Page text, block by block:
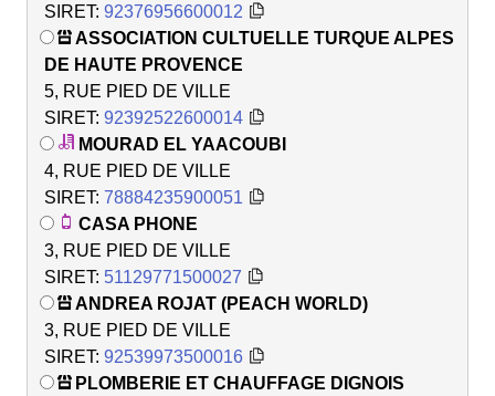
SIRET: 92376956600012
ASSOCIATION CULTUELLE TURQUE ALPES
DE HAUTE PROVENCE
5, RUE PIED DE VILLE
SIRET: 92392522600014
MOURAD EL YAACOUBI
4, RUE PIED DE VILLE
SIRET: 78884235900051
CASA PHONE
3, RUE PIED DE VILLE
SIRET: 51129771500027
ANDREA ROJAT (PEACH WORLD)
3, RUE PIED DE VILLE
SIRET: 92539973500016
PLOMBERIE ET CHAUFFAGE DIGNOIS